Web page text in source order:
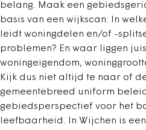
belang. Maak een
basis van een wijkscan: In
leidt woningdelen en/of -
problemen? En waar liggen
woningeigendom,
Kijk dus niet altijd te naar of
gemeentebreed uniform
gebiedsperspectief voor het
leefbaarheid. In Wijchen is